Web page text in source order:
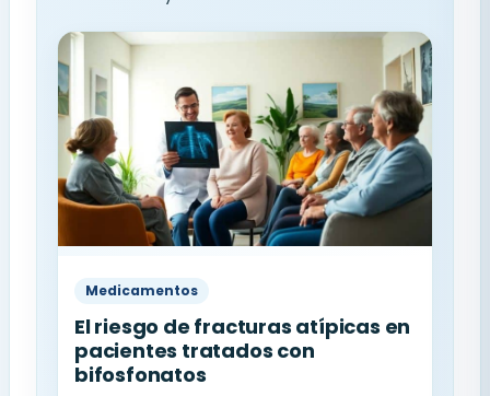
Medicamentos
El riesgo de fracturas atípicas en
pacientes tratados con
bifosfonatos